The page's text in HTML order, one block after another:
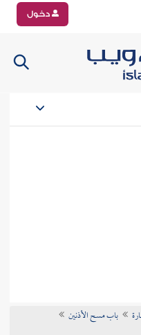
دخول
باب مسح الأذنين